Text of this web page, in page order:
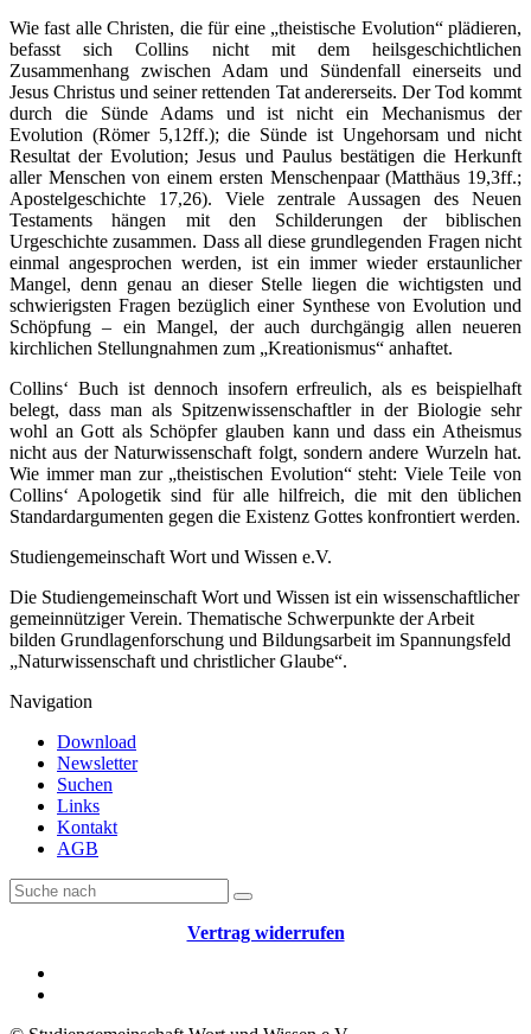
Wie fast alle Christen, die für eine „theistische Evolution“ plädieren,
befasst sich Collins nicht mit dem heilsgeschichtlichen
Zusammenhang zwischen Adam und Sündenfall einerseits und
Jesus Christus und seiner rettenden Tat andererseits. Der Tod kommt
durch die Sünde Adams und ist nicht ein Mechanismus der
Evolution (Römer 5,12ff.); die Sünde ist Ungehorsam und nicht
Resultat der Evolution; Jesus und Paulus bestätigen die Herkunft
aller Menschen von einem ersten Menschenpaar (Matthäus 19,3ff.;
Apostelgeschichte 17,26). Viele zentrale Aussagen des Neuen
Testaments hängen mit den Schilderungen der biblischen
Urgeschichte zusammen. Dass all diese grundlegenden Fragen nicht
einmal angesprochen werden, ist ein immer wieder erstaunlicher
Mangel, denn genau an dieser Stelle liegen die wichtigsten und
schwierigsten Fragen bezüglich einer Synthese von Evolution und
Schöpfung – ein Mangel, der auch durchgängig allen neueren
kirchlichen Stellungnahmen zum „Kreationismus“ anhaftet.
Collins‘ Buch ist dennoch insofern erfreulich, als es beispielhaft
belegt, dass man als Spitzenwissenschaftler in der Biologie sehr
wohl an Gott als Schöpfer glauben kann und dass ein Atheismus
nicht aus der Naturwissenschaft folgt, sondern andere Wurzeln hat.
Wie immer man zur „theistischen Evolution“ steht: Viele Teile von
Collins‘ Apologetik sind für alle hilfreich, die mit den üblichen
Standardargumenten gegen die Existenz Gottes konfrontiert werden.
Studiengemeinschaft Wort und Wissen e.V.
Die Studiengemeinschaft Wort und Wissen ist ein wissenschaftlicher
gemeinnütziger Verein. Thematische Schwerpunkte der Arbeit
bilden Grundlagenforschung und Bildungsarbeit im Spannungsfeld
„Naturwissenschaft und christlicher Glaube“.
Navigation
Download
Newsletter
Suchen
Links
Kontakt
AGB
Vertrag widerrufen